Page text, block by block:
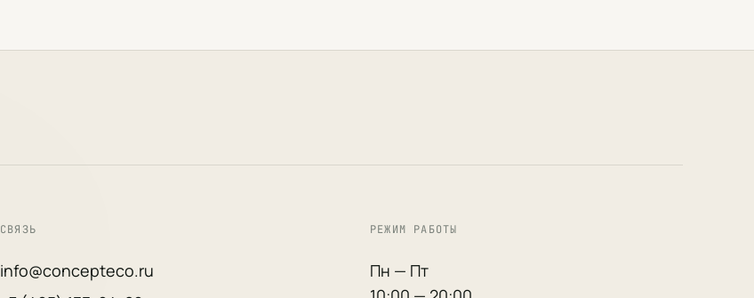
СВЯЗЬ
info@concepteco.ru
РЕЖИМ РАБОТЫ
Пн — Пт